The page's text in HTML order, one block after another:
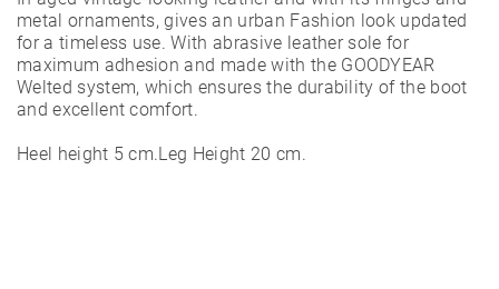
metal ornaments, gives an urban Fashion look updated
for a timeless use. With abrasive leather sole for
maximum adhesion and made with the GOODYEAR
Welted system, which ensures the durability of the boot
and excellent comfort.
Heel height 5 cm.Leg Height 20 cm.